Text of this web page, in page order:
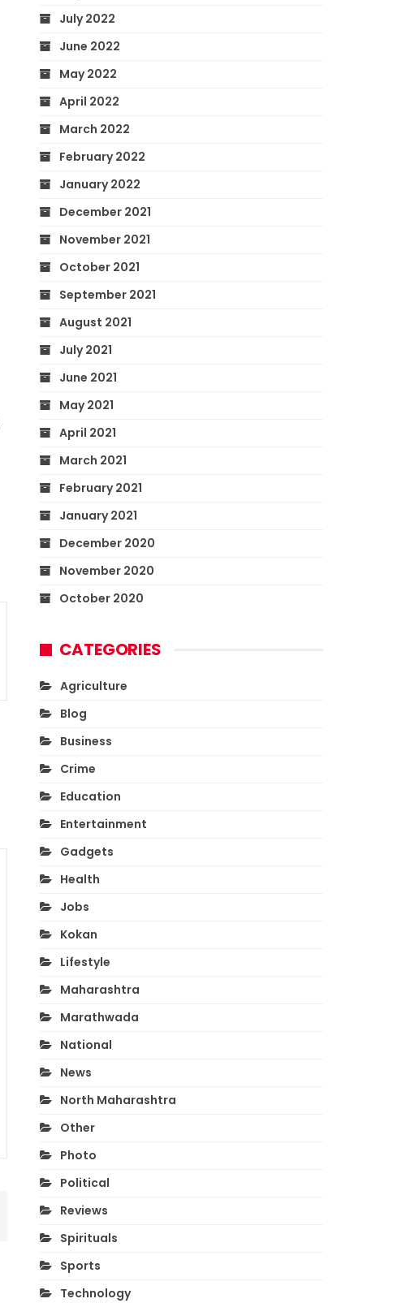
July 2022
June 2022
May 2022
April 2022
March 2022
February 2022
January 2022
December 2021
November 2021
October 2021
September 2021
August 2021
July 2021
June 2021
May 2021
April 2021
March 2021
February 2021
January 2021
December 2020
November 2020
October 2020
CATEGORIES
Agriculture
Blog
Business
Crime
Education
Entertainment
Gadgets
Health
Jobs
Kokan
Lifestyle
Maharashtra
Marathwada
National
News
North Maharashtra
Other
Photo
Political
Reviews
Spirituals
Sports
Technology